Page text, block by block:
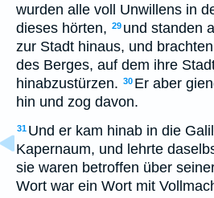
wurden alle voll Unwillens in
dieses hörten, 29 und standen
zur Stadt hinaus, und
des Berges, auf dem ihre
hinabzustürzen. 30 Er aber
hin und zog davon.
31 Und er kam hinab in die
Kapernaum, und lehrte
sie waren betroffen über
Wort war ein Wort mit